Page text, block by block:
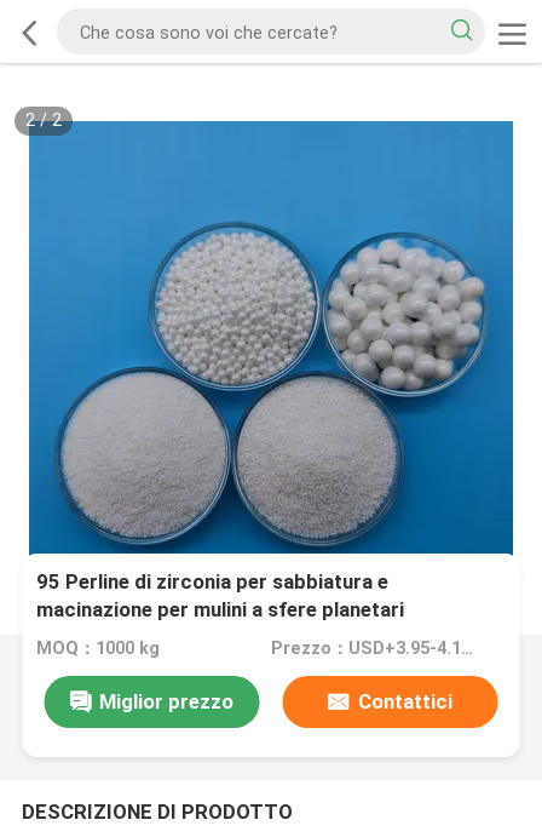
2/2
95 Perline di zirconia per sabbiatura e
macinazione per mulini a sfere planetari
MOQ：1000 kg Prezzo：USD+3.95-4.15+Kg
Miglior prezzo Contattici
DESCRIZIONE DI PRODOTTO